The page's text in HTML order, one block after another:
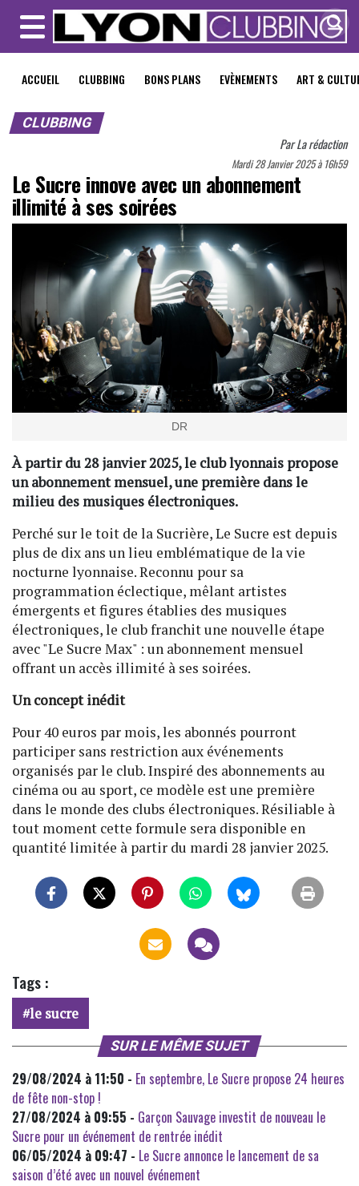
MENU
ACCUEIL CLUBBING BONS PLANS EVÈNEMENTS ART &
CLUBBING
ParLa rédaction
Mardi 28 Janvier 2025 à 16h59
Le Sucre innove avec un abonnement
illimité à ses soirées
DR
À partir du 28 janvier 2025, le club lyonnais propose
un abonnement mensuel, une première dans le
milieu des musiques électroniques.
Perché sur le toit de la Sucrière, Le Sucre est depuis
plus de dix ans un lieu emblématique de la vie
nocturne lyonnaise. Reconnu pour sa
programmation éclectique, mêlant artistes
émergents et figures établies des musiques
électroniques, le club franchit une nouvelle étape
avec "Le Sucre Max" : un abonnement mensuel
offrant un accès illimité à ses soirées.
Un concept inédit
Pour 40 euros par mois, les abonnés pourront
participer sans restriction aux événements
organisés par le club. Inspiré des abonnements au
cinéma ou au sport, ce modèle est une première
dans le monde des clubs électroniques. Résiliable à
tout moment cette formule sera disponible en
quantité limitée à partir du mardi 28 janvier 2025.
Tags :
le sucre
SUR LE MÊME SUJET
29/08/2024 à 11:50 - En septembre, Le Sucre propose 24 heures
de fête non-stop !
27/08/2024 à 09:55 - Garçon Sauvage investit de nouveau le
Sucre pour un événement de rentrée inédit
06/05/2024 à 09:47 - Le Sucre annonce le lancement de sa
saison d’été avec un nouvel événement